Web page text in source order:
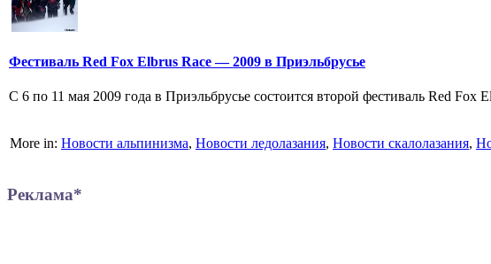
Фестиваль Red Fox Elbrus Race — 2009 в Приэльбрусье
С 6 по 11 мая 2009 года в Приэльбрусье состоится второй фестиваль Red
More in: Новости альпинизма, Новости ледолазания, Новости скалолазания,
Реклама*